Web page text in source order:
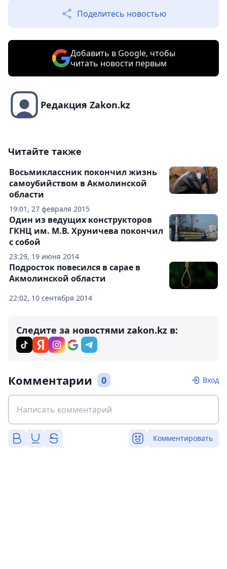
Поделитесь новостью
Добавить в Google, чтобы
читать новости первым
Редакция Zakon.kz
Читайте также
19:01, 27 февраля 2015
Восьмиклассник покончил жизнь
самоубийством в Акмолинской
области
23:29, 19 июня 2014
Один из ведущих конструкторов
ГКНЦ им. М.В. Хруничева покончил
с собой
22:02, 10 сентября 2014
Подросток повесился в сарае в
Акмолинской области
Следите за новостями zakon.kz в:
Комментарии 0 Вход
Комментировать